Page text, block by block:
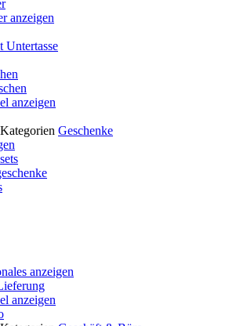
anzeigen
Untertasse
anzeigen
Geschenke
anzeigen
anzeigen